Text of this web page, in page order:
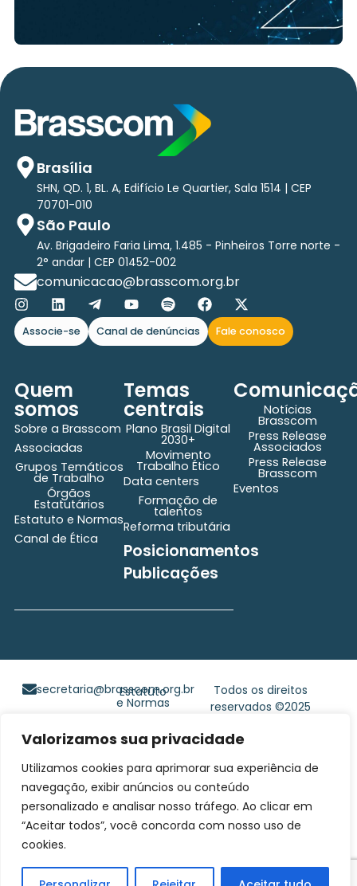
Valorizamos sua privacidade
Utilizamos cookies para aprimorar sua experiência de
navegação, exibir anúncios ou conteúdo
personalizado e analisar nosso tráfego. Ao clicar em
“Aceitar todos”, você concorda com nosso uso de
cookies.
Brasília
SHN, QD. 1, BL. A, Edifício Le Quartier, Sala 1514 | CEP
70701-010
São Paulo
Av. Brigadeiro Faria Lima, 1.485 - Pinheiros Torre norte -
2° andar | CEP 01452-002
comunicacao@brasscom.org.br
Associe-se Canal de denúncias Fale conosco
Quem
somos
Sobre a Brasscom
Associadas
Grupos Temáticos
de Trabalho
Órgãos
Estatutários
Estatuto e Normas
Canal de Ética
Temas
centrais
Plano Brasil Digital
2030+
Movimento
Trabalho Ético
Data centers
Formação de
talentos
Reforma tributária
Posicionamentos
Publicações
Notícias
Brasscom
Press Release
Associados
Press Release
Brasscom
Eventos
Todos os direitos
reservados ©2025
Orgulhosamente
Digital
secretaria@brasscom.org.br
Estatuto
e Normas